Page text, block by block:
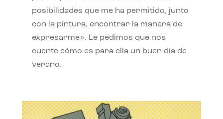
posibilidades que me ha permitido, junto
con la pintura, encontrar la manera de
expresarme». Le pedimos que nos
cuente cómo es para ella un buen día de
verano.